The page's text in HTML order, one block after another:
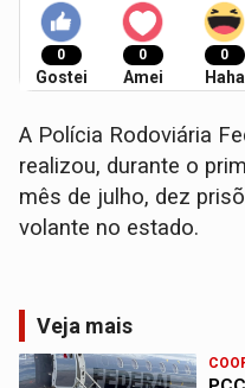
0
Gostei
0
Amei
0
Haha
A Polícia Rodoviária
realizou, durante o
mês de julho, dez
volante no estado.
Veja mais